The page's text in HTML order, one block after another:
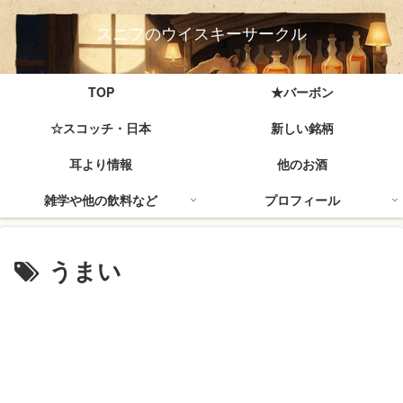
スニフのウイスキーサークル
TOP
★バーボン
☆スコッチ・日本
新しい銘柄
耳より情報
他のお酒
雑学や他の飲料など
プロフィール
うまい